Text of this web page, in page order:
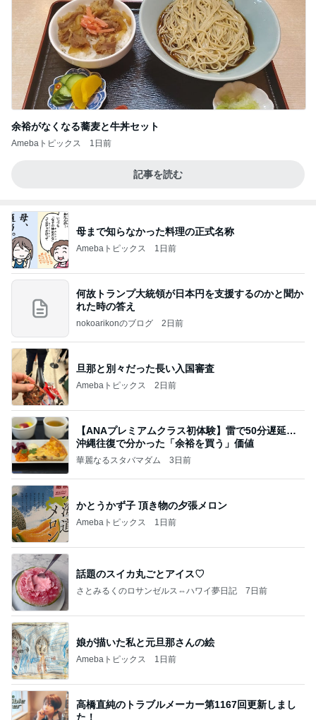
余裕がなくなる蕎麦と牛丼セット
Amebaトピックス 1日前
記事を読む
母まで知らなかった料理の正式名称
Amebaトピックス 1日前
何故トランプ大統領が日本円を支援するのかと聞か
れた時の答え
nokoarikonのブログ 2日前
旦那と別々だった長い入国審査
Amebaトピックス 2日前
【ANAプレミアムクラス初体験】雷で50分遅延…
沖縄往復で分かった「余裕を買う」価値
華麗なるスタバマダム 3日前
かとうかず子 頂き物の夕張メロン
Amebaトピックス 1日前
話題のスイカ丸ごとアイス♡
さとみるくのロサンゼルス⇔ハワイ夢日記 7日前
娘が描いた私と元旦那さんの絵
Amebaトピックス 1日前
高橋直純のトラブルメーカー第1167回更新しまし
た！